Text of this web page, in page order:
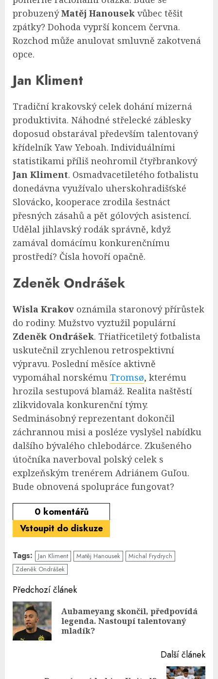
probuzenýMatěj Hanousek vůbec těšit
zpátky? Dohoda vyprší koncem června.
Rozchod může anulovat smluvně zakotvená
opce.
Jan Kliment
Tradiční krakovský celek dohání mizerná
produktivita. Náhodné střelecké záblesky
doposud obstarával především talentovaný
křídelník Yaw Yeboah. Individuálními
statistikami příliš neohromil čtyřbrankový
Jan Kliment. Osmadvacetiletého fotbalistu
donedávna využívalo uherskohradišťské
Slovácko, kooperace zrodila šestnáct
přesných zásahů a pět gólových asistencí.
Udělal jihlavský rodák správně, když
zamával domácímu konkurenčnímu
prostředí? Čísla hovoří opačně.
Zdeněk Ondrášek
Wisla Krakov oznámila staronový přírůstek
do rodiny. Mužstvo vyztužil populární
Zdeněk Ondrášek. Třiatřicetiletý fotbalista
uskutečnil zrychlenou retrospektivní
výpravu. Poslední měsíce aktivně
vypomáhal norskému Tromsø, kterému
hrozila sestupová blamáž. Realita naštěstí
zlikvidovala konkurenční týmy.
Sedminásobný reprezentant dokončil
záchrannou misi a posléze vyslyšel nabídku
dalšího bývalého chlebodárce. Zkušeného
útočníka naverboval polský celek s
explzeňským trenérem Adriánem Guľou.
Bude obnovená spolupráce fungovat?
0 komentářů
Vstoupit do diskuze
Tags: Jan Kliment Matěj Hanousek
Michal Frydrych
Zdeněk Ondrášek
Continue
Reading
Předchozí článek
Aubameyang skončil, předpovídá
legenda. Nastoupí talentovaný
mladík?
Další článek